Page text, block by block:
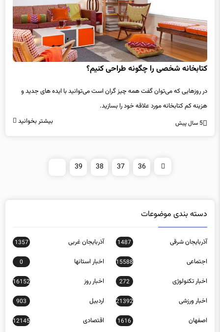
کتابخانه شخصی را چگونه طراحی کنیم؟
در روزهایی که می‌توان گفت همه چیز گران است می‌توانید با ایده های جدید و
هزینه کم کتابخانه مورد علاقه خود را بسازید.
5 سال پیش بیشتر بخوانید
36
37
38
39
دسته بندی موضوعات
آذربایجان شرقی 1487 آذربایجان غربی 1357
اجتماعی 15588 اخبار استانها 0
اخبار تکنولوژی 272 اخبار روز 16152
اخبار ورزشی 21392 اردبیل 903
اصفهان 1616 اقتصادی 12145